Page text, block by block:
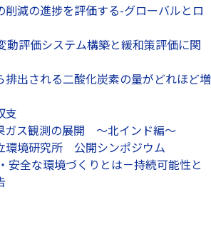
削減の進捗を評価する-グローバルとロ
動評価システム構築と緩和策評価に関
出される二酸化炭素の量がどれほど増
支
ガス観測の展開 ～北インド編～
環境研究所 公開シンポジウム
安全な環境づくりとは－持続可能性と